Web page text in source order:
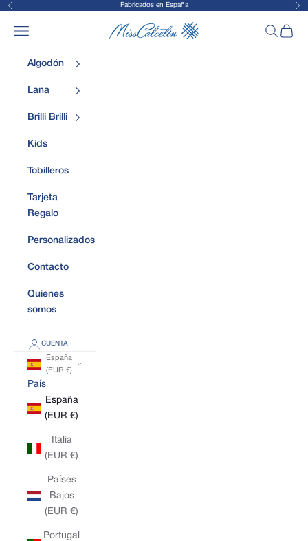
Ir al contenido
Anterior Fabricados en España
MissCalcetin
Abrir menú de navegación AbrirAbrir
Algodón
Lana
Brilli Brilli
Kids
Tobilleros
Tarjeta
Regalo
Personalizados
Contacto
Quienes
somos
CUENTA
España
(EUR €)
País
España
(EUR €)
Italia
(EUR €)
Países
Bajos
(EUR €)
Portugal